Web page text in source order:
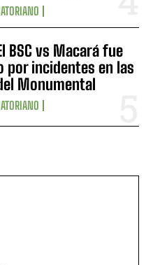
BSC vs Macará fue
por incidentes en las
Monumental